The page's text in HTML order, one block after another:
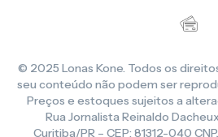
© 2025 Lonas Kone. Todos os
seu conteúdo não podem ser
Preços e estoques sujeitos a
Rua Jornalista Reinaldo
Curitiba/PR – CEP: 81312-040